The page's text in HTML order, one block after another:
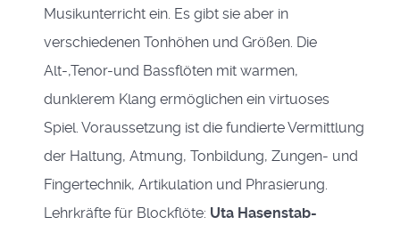
Musikunterricht ein. Es gibt sie aber in
verschiedenen Tonhöhen und Größen. Die
Alt-,Tenor-und Bassflöten mit warmen,
dunklerem Klang ermöglichen ein virtuoses
Spiel. Voraussetzung ist die fundierte Vermittlung
der Haltung, Atmung, Tonbildung, Zungen- und
Fingertechnik, Artikulation und Phrasierung.
Lehrkräfte für Blockflöte: Uta Hasenstab-